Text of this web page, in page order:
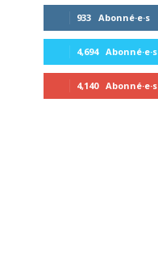
933 Abonné·e·s
4,694 Abonné·e·s
4,140 Abonné·e·s